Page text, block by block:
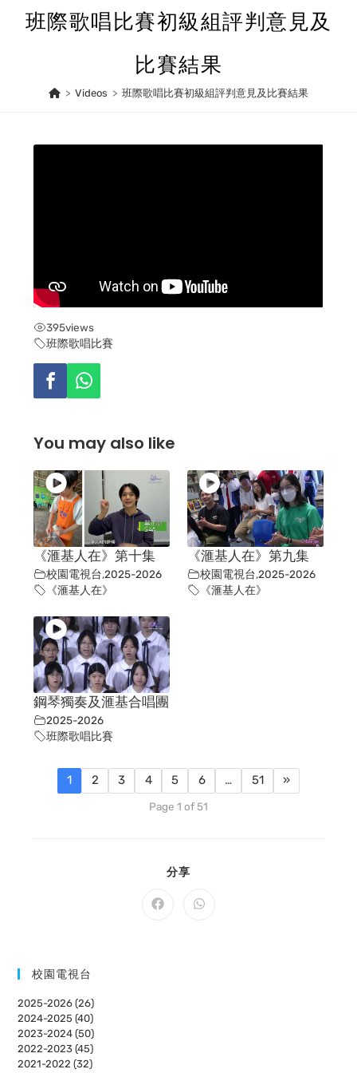
班際歌唱比賽初級組評判意見及
比賽結果
> Videos > 班際歌唱比賽初級組評判意見及比賽結果
395views
班際歌唱比賽
You may also like
《滙基人在》第十集
校園電視台,2025-2026
《滙基人在》
《滙基人在》第九集
校園電視台,2025-2026
《滙基人在》
鋼琴獨奏及滙基合唱團
2025-2026
班際歌唱比賽
1 2 3 4 5 6 … 51 »
Page 1 of 51
分享
CONTENT
Opens
Opens
校園電視台
2025-2026 (26)
2024-2025 (40)
2023-2024 (50)
2022-2023 (45)
2021-2022 (32)